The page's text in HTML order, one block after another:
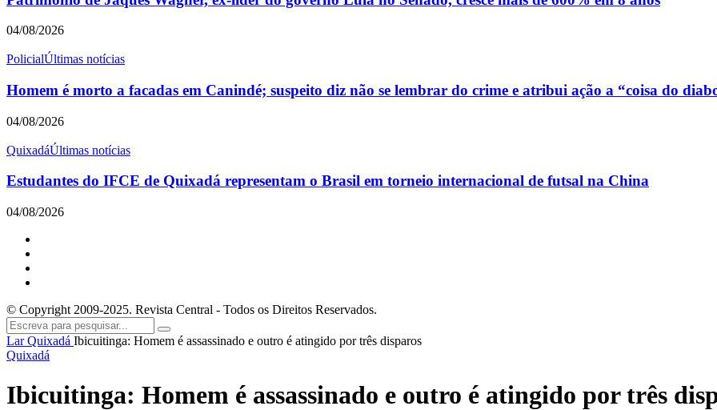
04/08/2026
PolicialÚltimas notícias
Homem é morto a facadas em Canindé; suspeito diz não se lembrar do crime e atribui ação a “coisa do
04/08/2026
QuixadáÚltimas notícias
Estudantes do IFCE de Quixadá representam o Brasil em torneio internacional de futsal na China
04/08/2026
© Copyright 2009-2025. Revista Central - Todos os Direitos Reservados.
LarQuixadá Ibicuitinga: Homem é assassinado e outro é atingido por três disparos
Quixadá
Ibicuitinga: Homem é assassinado e outro é atingido por três